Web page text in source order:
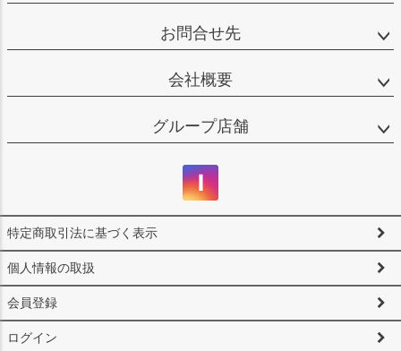
お問合せ先
会社概要
グループ店舗
特定商取引法に基づく表示
個人情報の取扱
会員登録
ログイン